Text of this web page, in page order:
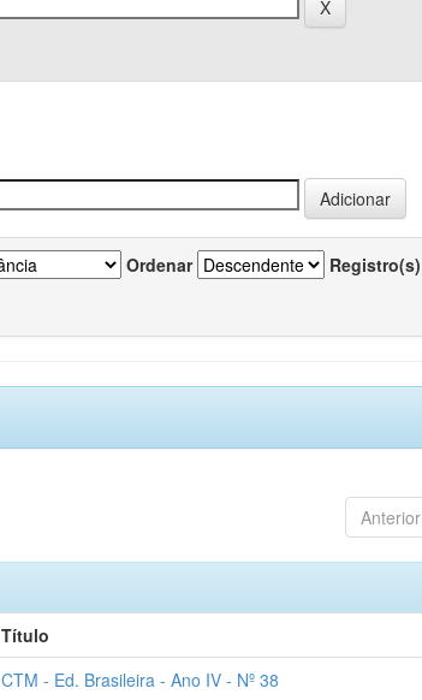
Ordenar Registro(s)
Anterior
Título
CTM - Ed. Brasileira - Ano IV - Nº 38